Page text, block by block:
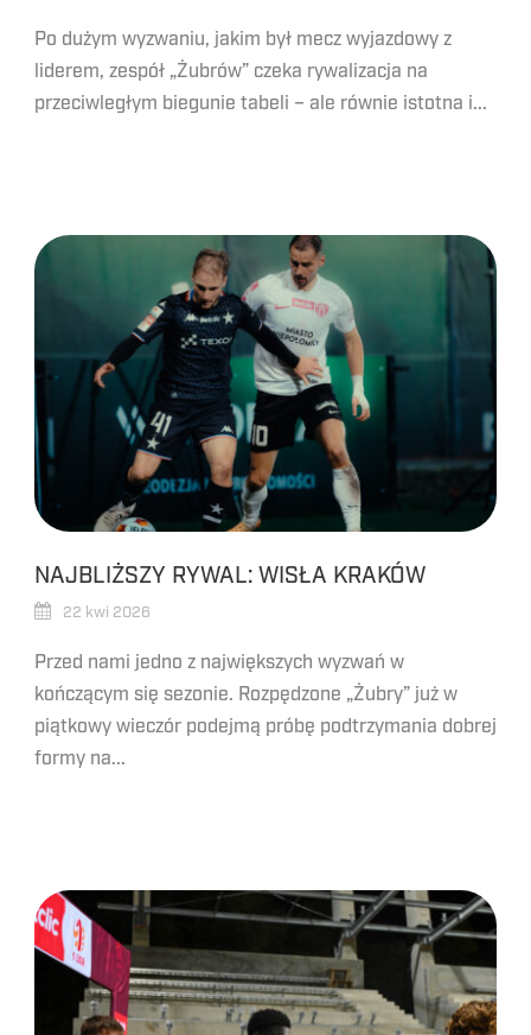
Po dużym wyzwaniu, jakim był mecz wyjazdowy z
liderem, zespół „Żubrów” czeka rywalizacja na
przeciwległym biegunie tabeli – ale równie istotna i...
NAJBLIŻSZY RYWAL: WISŁA KRAKÓW
22 kwi 2026
Przed nami jedno z największych wyzwań w
kończącym się sezonie. Rozpędzone „Żubry” już w
piątkowy wieczór podejmą próbę podtrzymania dobrej
formy na...